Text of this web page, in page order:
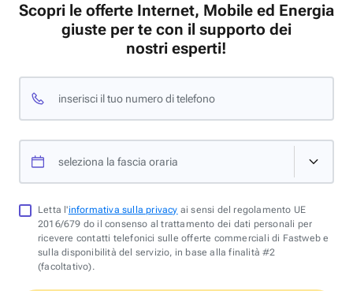
Scopri le offerte Internet, Mobile ed Energia
giuste per te con il supporto dei
nostri esperti!
inserisci il tuo numero di telefono
seleziona la fascia oraria
Letta l'informativa sulla privacy ai sensi del regolamento UE
2016/679 do il consenso al trattamento dei dati personali per
ricevere contatti telefonici sulle offerte commerciali di Fastweb e
sulla disponibilità del servizio, in base alla finalità #2
(facoltativo).